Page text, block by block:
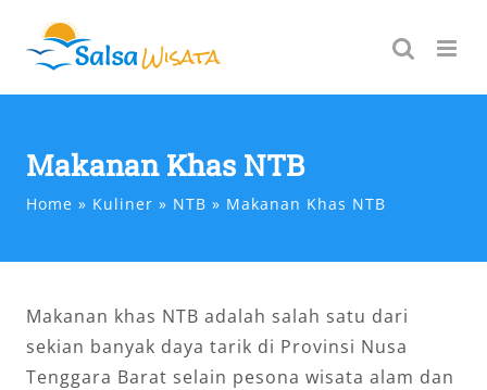
content
Makanan Khas NTB
Home Kuliner NTB Makanan Khas NTB
Makanan khas NTB adalah salah satu dari
sekian banyak daya tarik di Provinsi Nusa
Tenggara Barat selain pesona wisata alam dan